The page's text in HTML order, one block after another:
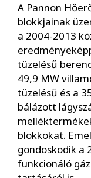
A Pannon
blokkjainak
a 2004-2013
tüzelésű
49,9 MW
tüzelésű és a
bálázott
blokkokat.
gondoskodik a
funkcionáló